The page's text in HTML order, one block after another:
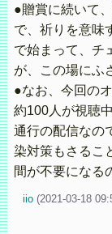
●贈賞に続いて
で、祈りを意味
で始まって、チ
が、この場にふ
●なお、今回の
約100人が視聴
通行の配信なの
染対策もさるこ
間が不要になる
iio (2021-03-18